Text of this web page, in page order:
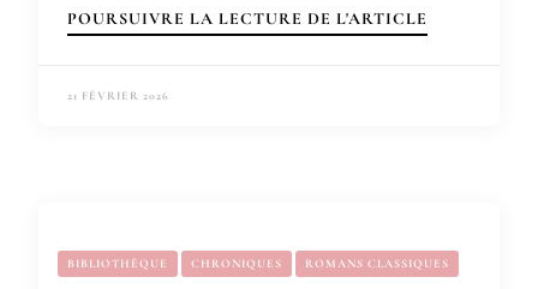
POURSUIVRE LA LECTURE DE L'ARTICLE
21 FÉVRIER 2026
BIBLIOTHÈQUE CHRONIQUES ROMANS CLASSIQUES